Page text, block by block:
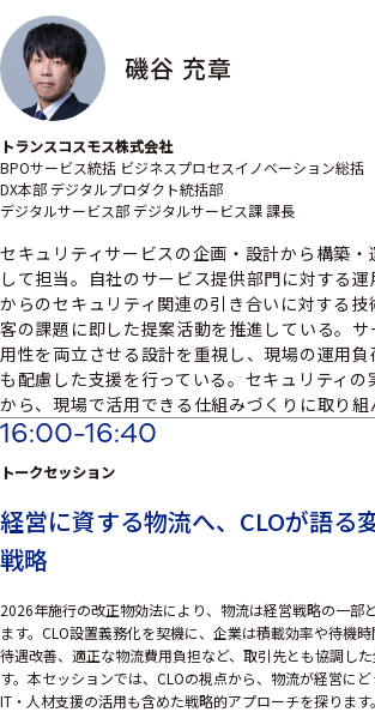
磯谷 充章
トランスコスモス株式会社
BPOサービス統括 ビジネスプロセスイノベーション総括
DX本部 デジタルプロダクト統括部
デジタルサービス部 デジタルサービス課 課長
セキュリティサービスの企画・設計から構築
して担当。自社のサービス提供部門に対する
からのセキュリティ関連の引き合いに対する技
客の課題に即した提案活動を推進している。
用性を両立させる設計を重視し、現場の運用
も配慮した支援を行っている。セキュリティの
から、現場で活用できる仕組みづくりに取り組
16:00-16:40
トークセッション
経営に資する物流へ、CLOが語る
戦略
2026年施行の改正物効法により、物流は経営戦略の一部
ます。CLO設置義務化を契機に、企業は積載効率や待機
待遇改善、適正な物流費用負担など、取引先とも協調し
す。本セッションでは、CLOの視点から、物流が経営にど
IT・人材支援の活用も含めた戦略的アプローチを探ります。